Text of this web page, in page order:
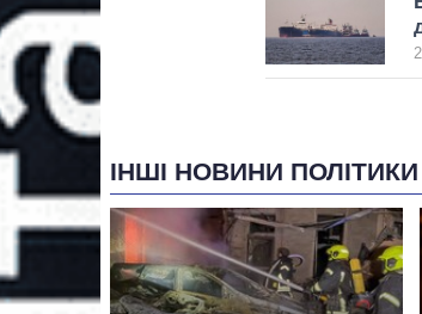
ІНШІ НОВИНИ ПОЛІТИКИ